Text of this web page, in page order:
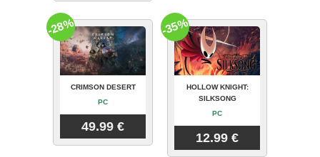
CRIMSON DESERT
PC
49.99 €
-28%
HOLLOW KNIGHT:
SILKSONG
PC
12.99 €
-35%